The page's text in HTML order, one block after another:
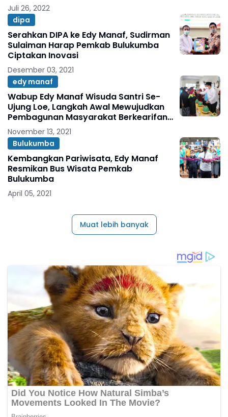
Juli 26, 2022
dipa
Serahkan DIPA ke Edy Manaf, Sudirman
Sulaiman Harap Pemkab Bulukumba
Ciptakan Inovasi
Desember 03, 2021
edy manaf
Wabup Edy Manaf Wisuda Santri Se-
Ujung Loe, Langkah Awal Mewujudkan
Pembagunan Masyarakat Berkearifan
Lokal
November 13, 2021
Bulukumba
Kembangkan Pariwisata, Edy Manaf
Resmikan Bus Wisata Pemkab
Bulukumba
April 05, 2021
Muat lebih banyak